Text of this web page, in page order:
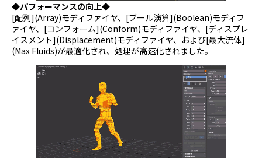
◆パフォーマンスの向上◆
[配列](Array)モディファイヤ、[ブール演算](Boolean)モディフ
ァイヤ、[コンフォーム](Conform)モディファイヤ、[ディスプレ
イスメント](Displacement)モディファイヤ、および[最大流体]
(Max Fluids)が最適化され、処理が高速化されました。